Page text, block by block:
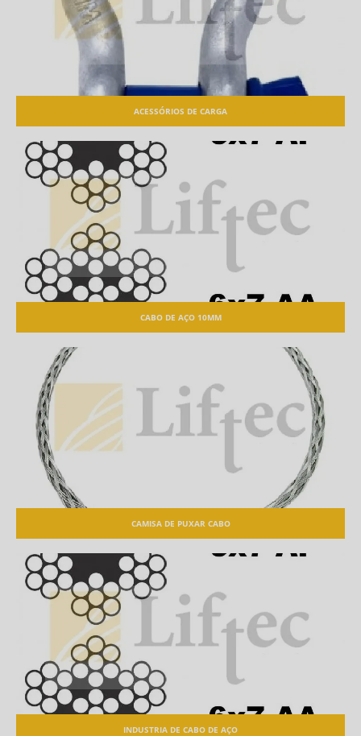
ACESSÓRIOS DE CARGA
CABO DE AÇO 10MM
CAMISA DE PUXAR CABO
INDUSTRIA DE CABO DE AÇO